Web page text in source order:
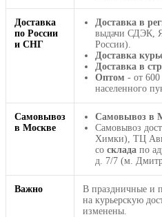
Доставка
по России
и СНГ
Доставка в
выдачи СДЭК,
России).
Доставка
Доставка в
Оптом - от 600
населенного
Самовывоз
в Москве
Самовывоз в
Самовывоз
Химки), ТЦ
со склада по
д. 7/7 (м.
Важно
В праздничные и
на курьерскую
изменены.